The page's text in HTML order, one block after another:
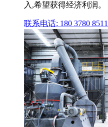
入,希望获得经济利润。
联系电话: 180 3780 8511